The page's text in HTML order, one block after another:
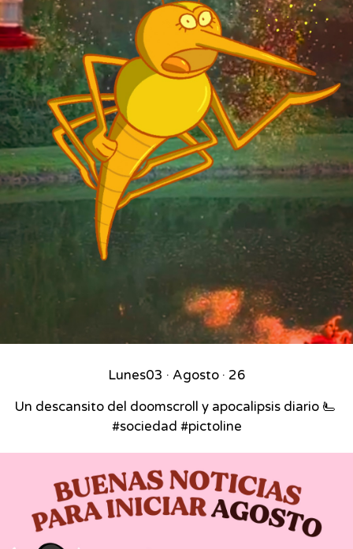
Lunes03 · Agosto · 26
Un descansito del doomscroll y apocalipsis diario 🫷⁣ ⁣
#sociedad #pictoline